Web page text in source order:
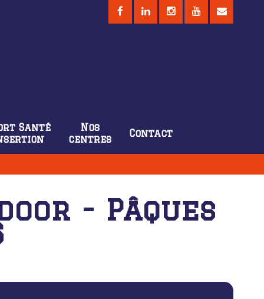
Santé
Nos
centres
Contact
- Pâques